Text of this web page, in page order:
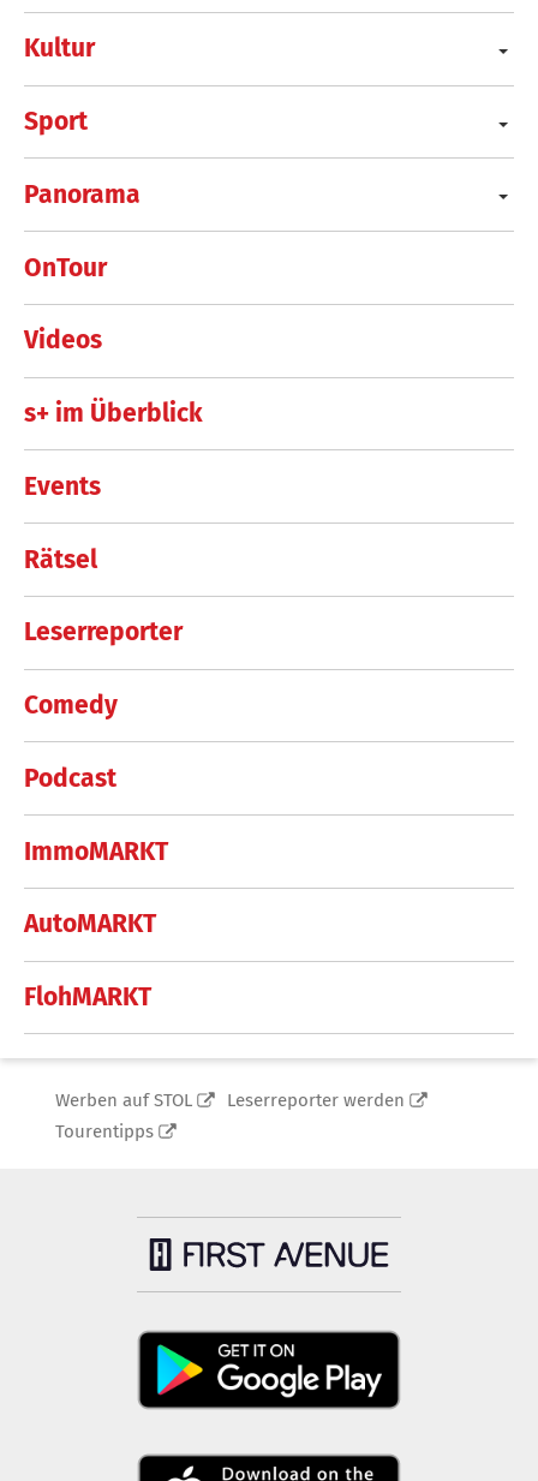
Kultur
Sport
Panorama
OnTour
Videos
s+ im Überblick
Events
Rätsel
Leserreporter
Comedy
Podcast
ImmoMARKT
AutoMARKT
FlohMARKT
Werben auf STOL
Leserreporter werden
Tourentipps